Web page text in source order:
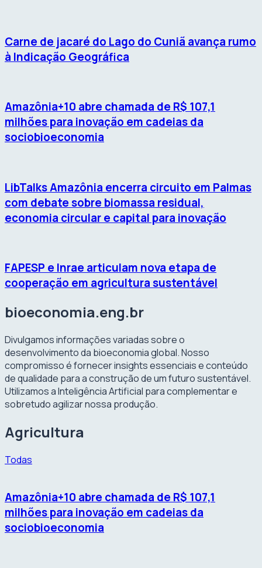
Carne de jacaré do Lago do Cuniã avança rumo
à Indicação Geográfica
Amazônia+10 abre chamada de R$ 107,1
milhões para inovação em cadeias da
sociobioeconomia
LibTalks Amazônia encerra circuito em Palmas
com debate sobre biomassa residual,
economia circular e capital para inovação
FAPESP e Inrae articulam nova etapa de
cooperação em agricultura sustentável
bioeconomia.eng.br
Divulgamos informações variadas sobre o
desenvolvimento da bioeconomia global. Nosso
compromisso é fornecer insights essenciais e conteúdo
de qualidade para a construção de um futuro sustentável.
Utilizamos a Inteligência Artificial para complementar e
sobretudo agilizar nossa produção.
Agricultura
Todas
Amazônia+10 abre chamada de R$ 107,1
milhões para inovação em cadeias da
sociobioeconomia